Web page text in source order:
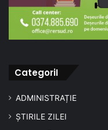
CategoriI
ADMINISTRAȚIE
ȘTIRILE ZILEI